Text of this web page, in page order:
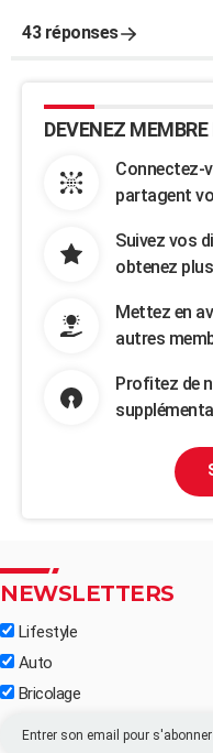
43 réponses
DEVENEZ
Connectez-
partagent
Suivez vos
obtenez
Mettez en
autres
Profitez de
NEWSLETTERS
Lifestyle
Auto
Bricolage